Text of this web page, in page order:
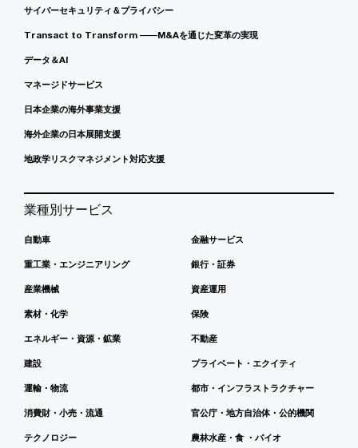
サイバーセキュリティ＆プライバシー
Transact to Transform ――M&Aを通じた変革の実現
データ＆AI
マネージドサービス
日本企業の海外事業支援
海外企業の日本展開支援
地政学リスクマネジメント対応支援
業種別サービス
自動車
重工業・エンジニアリング
産業機械
素材・化学
エネルギー・資源・鉱業
建設
運輸・物流
消費財・小売・流通
テクノロジー
金融サービス
銀行・証券
資産運用
保険
不動産
プライベート・エクイティ
都市・インフラストラクチャー
官公庁・地方自治体・公的機関
農林水産・食 ・バイオ